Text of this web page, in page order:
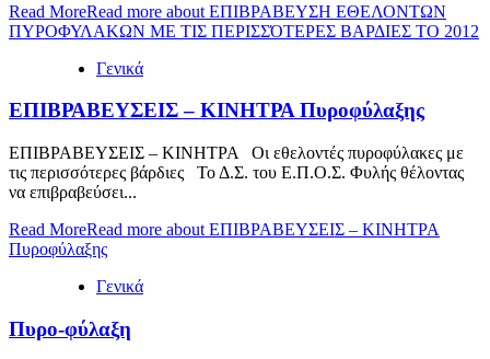
Read MoreRead more about ΕΠΙΒΡΑΒΕΥΣΗ ΕΘΕΛΟΝΤΩΝ
ΠΥΡΟΦΥΛΑΚΩΝ ΜΕ ΤΙΣ ΠΕΡΙΣΣΌΤΕΡΕΣ ΒΑΡΔΙΕΣ ΤΟ 2012
Γενικά
ΕΠΙΒΡΑΒΕΥΣΕΙΣ – ΚΙΝΗΤΡΑ Πυροφύλαξης
ΕΠΙΒΡΑΒΕΥΣΕΙΣ – ΚΙΝΗΤΡΑ Οι εθελοντές πυροφύλακες με
τις περισσότερες βάρδιες Το Δ.Σ. του Ε.Π.Ο.Σ. Φυλής θέλοντας
να επιβραβεύσει...
Read MoreRead more about ΕΠΙΒΡΑΒΕΥΣΕΙΣ – ΚΙΝΗΤΡΑ
Πυροφύλαξης
Γενικά
Πυρο-φύλαξη